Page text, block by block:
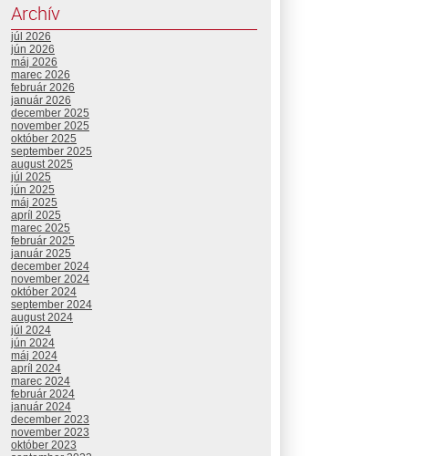
Archív
júl 2026
jún 2026
máj 2026
marec 2026
február 2026
január 2026
december 2025
november 2025
október 2025
september 2025
august 2025
júl 2025
jún 2025
máj 2025
apríl 2025
marec 2025
február 2025
január 2025
december 2024
november 2024
október 2024
september 2024
august 2024
júl 2024
jún 2024
máj 2024
apríl 2024
marec 2024
február 2024
január 2024
december 2023
november 2023
október 2023